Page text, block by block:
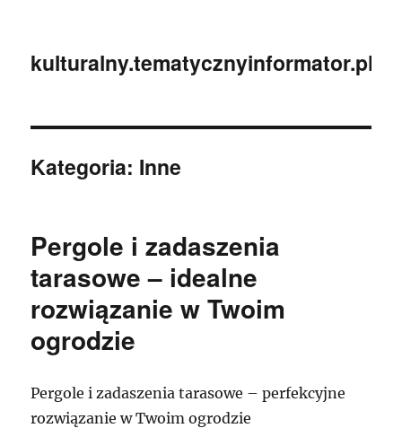
kulturalny.tematycznyinformator.pl
Kategoria: Inne
Pergole i zadaszenia
tarasowe – idealne
rozwiązanie w Twoim
ogrodzie
Pergole i zadaszenia tarasowe – perfekcyjne
rozwiązanie w Twoim ogrodzie